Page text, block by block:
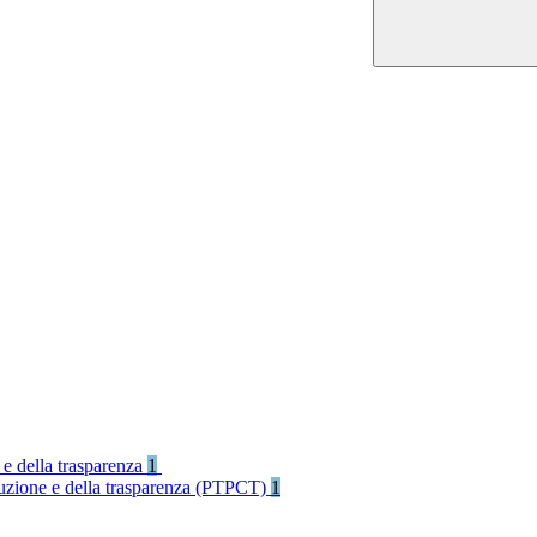
della trasparenza 1
e della trasparenza (PTPCT) 1